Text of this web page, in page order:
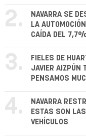
2.
NAVARRA SE
LA
CAÍDA DEL
3.
FIELES DE
JAVIER AIZPÚN
PENSAMOS
4.
NAVARRA
ESTAS SON
VEHÍCULOS